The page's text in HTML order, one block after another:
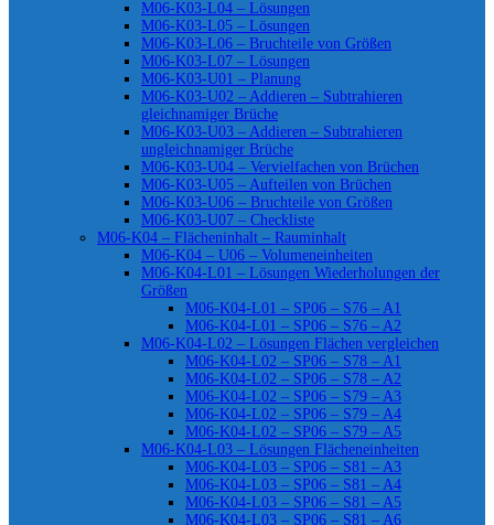
M06-K03-L04 – Lösungen
M06-K03-L05 – Lösungen
M06-K03-L06 – Bruchteile von Größen
M06-K03-L07 – Lösungen
M06-K03-U01 – Planung
M06-K03-U02 – Addieren – Subtrahieren
gleichnamiger Brüche
M06-K03-U03 – Addieren – Subtrahieren
ungleichnamiger Brüche
M06-K03-U04 – Vervielfachen von Brüchen
M06-K03-U05 – Aufteilen von Brüchen
M06-K03-U06 – Bruchteile von Größen
M06-K03-U07 – Checkliste
M06-K04 – Flächeninhalt – Rauminhalt
M06-K04 – U06 – Volumeneinheiten
M06-K04-L01 – Lösungen Wiederholungen der
Größen
M06-K04-L01 – SP06 – S76 – A1
M06-K04-L01 – SP06 – S76 – A2
M06-K04-L02 – Lösungen Flächen vergleichen
M06-K04-L02 – SP06 – S78 – A1
M06-K04-L02 – SP06 – S78 – A2
M06-K04-L02 – SP06 – S79 – A3
M06-K04-L02 – SP06 – S79 – A4
M06-K04-L02 – SP06 – S79 – A5
M06-K04-L03 – Lösungen Flächeneinheiten
M06-K04-L03 – SP06 – S81 – A3
M06-K04-L03 – SP06 – S81 – A4
M06-K04-L03 – SP06 – S81 – A5
M06-K04-L03 – SP06 – S81 – A6